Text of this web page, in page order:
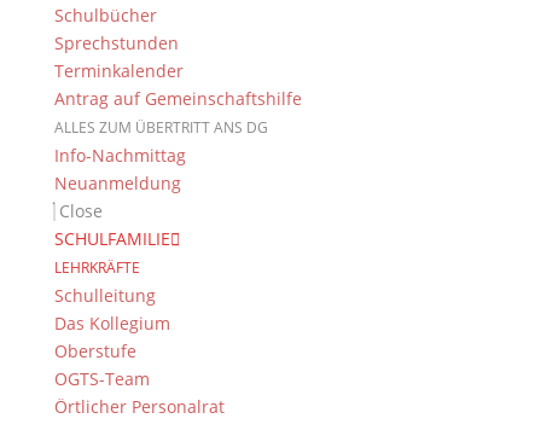
Schulbücher
Sprechstunden
Terminkalender
Antrag auf Gemeinschaftshilfe
ALLES ZUM ÜBERTRITT ANS DG
Info-Nachmittag
Neuanmeldung
Close
SCHULFAMILIE
LEHRKRÄFTE
Schulleitung
Das Kollegium
Oberstufe
OGTS-Team
Örtlicher Personalrat
Regionalfinale “YES!”
19. Juli 2019